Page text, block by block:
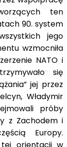
ten
90. system
jego
wzmocniła
NATO i
się
jej przez
Władymir
próby
z Zachodem i
Europy.
tej orientacji w